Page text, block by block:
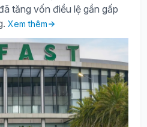
tăng vốn điều lệ gần gấp
Xem thêm